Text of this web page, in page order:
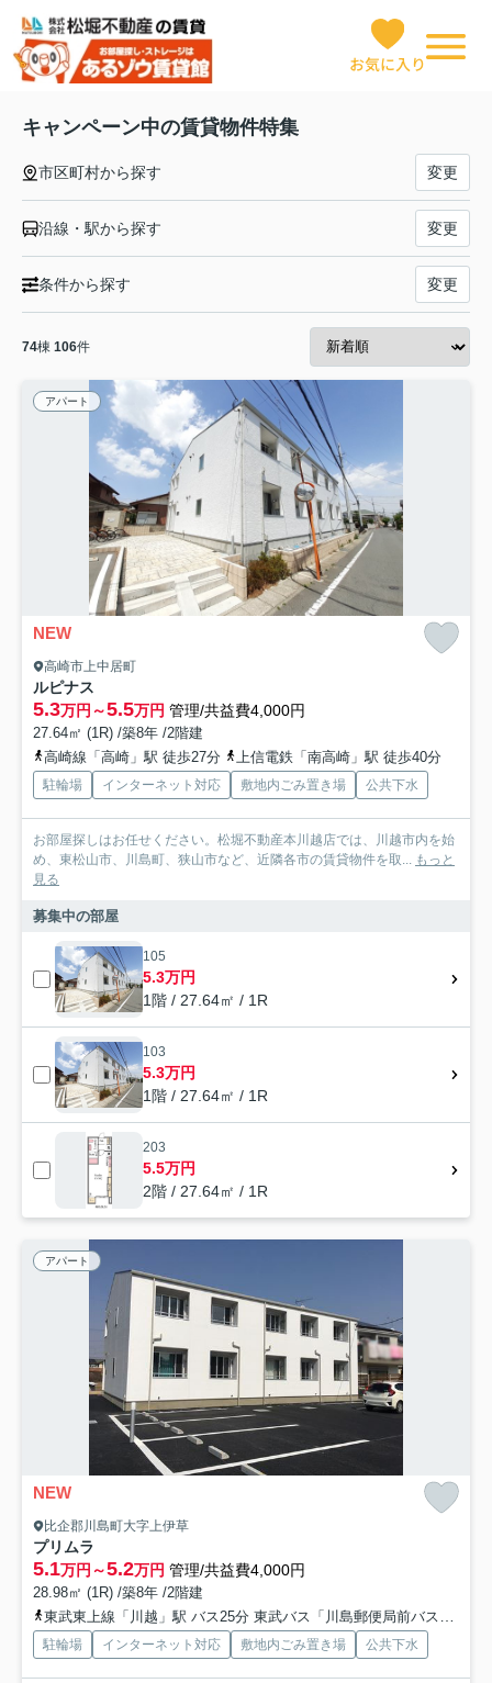
お気に入り
キャンペーン中の賃貸物件特集
市区町村から探す 変更
沿線・駅から探す 変更
条件から探す 変更
74棟 106件
アパート
NEW
高崎市上中居町
ルピナス
5.3万円～5.5万円 管理/共益費4,000円
27.64㎡ (1R) /築8年 /2階建
高崎線「高崎」駅 徒歩27分
上信電鉄「南高崎」駅 徒歩40分
駐輪場 インターネット対応 敷地内ごみ置き場 公共下水
お部屋探しはお任せください。松堀不動産本川越店では、川越市内を始
め、東松山市、川島町、狭山市など、近隣各市の賃貸物件を取... もっと
見る
募集中の部屋
105
5.3万円
1階 / 27.64㎡ / 1R
103
5.3万円
1階 / 27.64㎡ / 1R
203
5.5万円
2階 / 27.64㎡ / 1R
アパート
NEW
比企郡川島町大字上伊草
プリムラ
5.1万円～5.2万円 管理/共益費4,000円
28.98㎡ (1R) /築8年 /2階建
東武東上線「川越」駅 バス25分 東武バス「川島郵便局前バス停」 停歩1分
駐輪場 インターネット対応 敷地内ごみ置き場 公共下水